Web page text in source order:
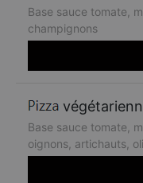
Base sauce tomate,
champignons
Base sauce tomate,
oignons, artichauts,